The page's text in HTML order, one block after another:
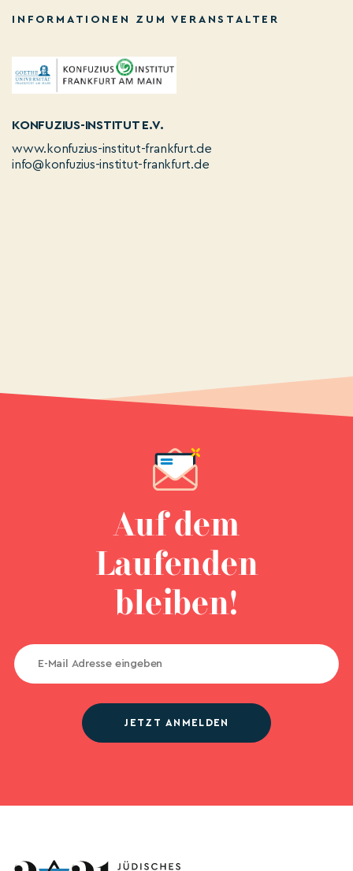
INFORMATIONEN ZUM VERANSTALTER
KONFUZIUS-INSTITUT E.V.
www.konfuzius-institut-frankfurt.de
info@konfuzius-institut-frankfurt.de
Auf dem
Laufenden
bleiben!
JETZT ANMELDEN